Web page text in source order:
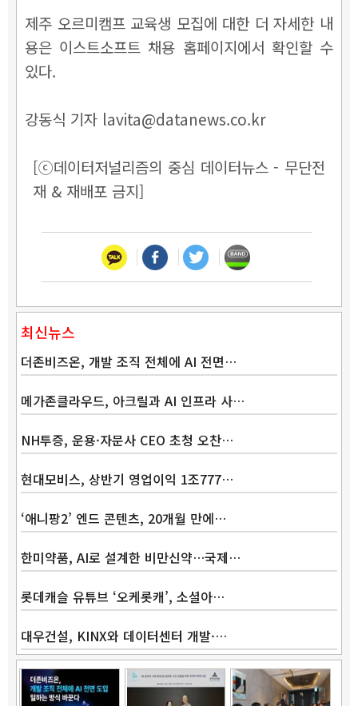
제주 오르미캠프 교육생 모집에 대한 더 자세한 내
용은 이스트소프트 채용 홈페이지에서 확인할 수
있다.
강동식 기자 lavita@datanews.co.kr
[ⓒ데이터저널리즘의 중심 데이터뉴스 - 무단전
재 & 재배포 금지]
최신뉴스
더존비즈온, 개발 조직 전체에 AI 전면…
메가존클라우드, 아크릴과 AI 인프라 사…
NH투증, 운용·자문사 CEO 초청 오찬…
현대모비스, 상반기 영업이익 1조777…
‘애니팡2’ 엔드 콘텐츠, 20개월 만에…
한미약품, AI로 설계한 비만신약…국제…
롯데캐슬 유튜브 ‘오케롯캐’, 소셜아…
대우건설, KINX와 데이터센터 개발·…